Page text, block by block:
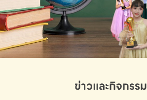
ข่าวและกิจกรรม